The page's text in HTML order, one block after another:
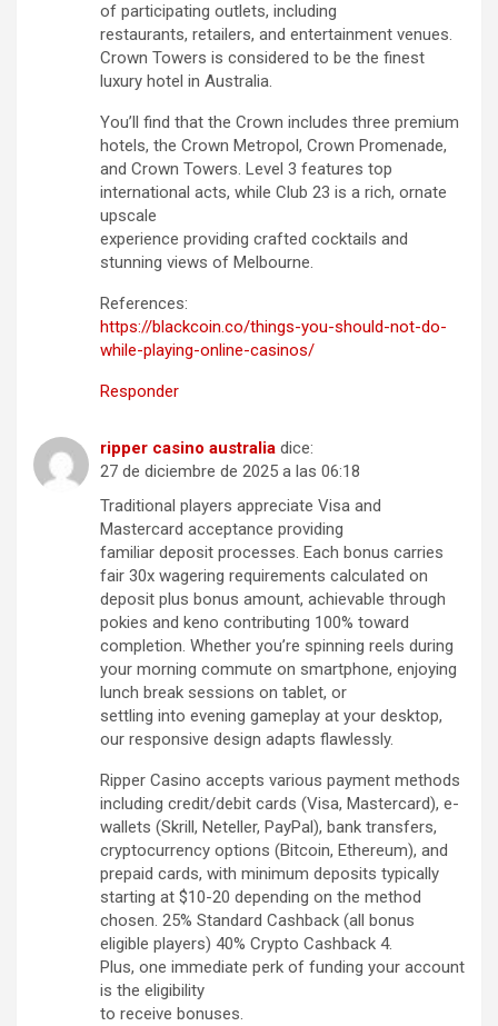
of participating outlets, including
restaurants, retailers, and entertainment venues.
Crown Towers is considered to be the finest
luxury hotel in Australia.
You’ll find that the Crown includes three premium
hotels, the Crown Metropol, Crown Promenade,
and Crown Towers. Level 3 features top
international acts, while Club 23 is a rich, ornate
upscale
experience providing crafted cocktails and
stunning views of Melbourne.
References:
https://blackcoin.co/things-you-should-not-do-
while-playing-online-casinos/
Responder
ripper casino australia dice:
27 de diciembre de 2025 a las 06:18
Traditional players appreciate Visa and
Mastercard acceptance providing
familiar deposit processes. Each bonus carries
fair 30x wagering requirements calculated on
deposit plus bonus amount, achievable through
pokies and keno contributing 100% toward
completion. Whether you’re spinning reels during
your morning commute on smartphone, enjoying
lunch break sessions on tablet, or
settling into evening gameplay at your desktop,
our responsive design adapts flawlessly.
Ripper Casino accepts various payment methods
including credit/debit cards (Visa, Mastercard), e-
wallets (Skrill, Neteller, PayPal), bank transfers,
cryptocurrency options (Bitcoin, Ethereum), and
prepaid cards, with minimum deposits typically
starting at $10-20 depending on the method
chosen. 25% Standard Cashback (all bonus
eligible players) 40% Crypto Cashback 4.
Plus, one immediate perk of funding your account
is the eligibility
to receive bonuses.